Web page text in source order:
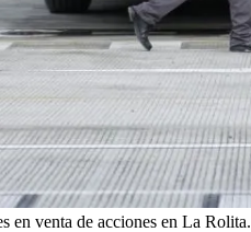
en venta de acciones en La Rolita.